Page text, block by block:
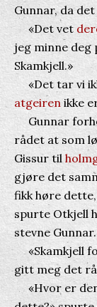
Gunnar, da
«Det vet
jeg minne deg
Skamkjell.»
«Det tar vi
atgeiren ikke
Gunnar
rådet at som
Gissur til
gjøre det
fikk høre
spurte Otkjell
stevne Gunnar.
«Skamkjell
gitt meg det
«Hvor er